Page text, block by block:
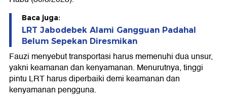
Baca juga:
LRT Jabodebek Alami Gangguan Padahal
Belum Sepekan Diresmikan
Fauzi menyebut transportasi harus memenuhi dua unsur,
yakni keamanan dan kenyamanan. Menurutnya, tinggi
pintu LRT harus diperbaiki demi keamanan dan
kenyamanan pengguna.